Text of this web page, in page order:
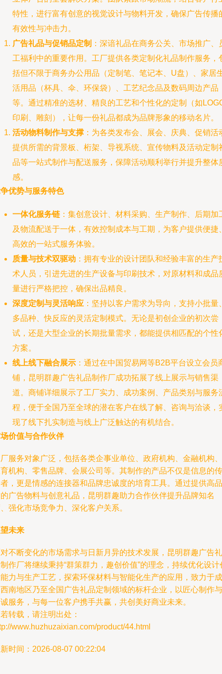
特性，进行富有创意的视觉设计与物料开发，确保广告传播
有效性与冲击力。
广告礼品与促销品定制 ：深谙礼品在商务公关、市场推广、
工福利中的重要作用。工厂提供各类定制化礼品制作服务，
括但不限于商务办公用品（定制笔、笔记本、U盘）、家居
活用品（杯具、伞、环保袋）、工艺纪念品及数码周边产品
等。通过精准的选材、精良的工艺和个性化的定制（如
印刷、雕刻），让每一份礼品都成为品牌形象的移动名片。
活动物料制作与支撑 ：为各类发布会、展会、庆典、促销活
提供所需的背景板、桁架、导视系统、宣传物料及活动定制
品等一站式制作与配送服务，保障活动顺利举行并提升整体
感。
优势与服务特色
一体化服务链 ：集创意设计、材料采购、生产制作、后期加
及物流配送于一体，有效控制成本与工期，为客户提供便捷
高效的一站式服务体验。
质量与技术双驱动 ：拥有专业的设计团队和经验丰富的生产
术人员，引进先进的生产设备与印刷技术，对原材料和成品
量进行严格把控，确保出品精良。
深度定制与灵活响应 ：坚持以客户需求为导向，支持小批量
多品种、快反应的灵活定制模式。无论是初创企业的初次尝
试，还是大型企业的长期批量需求，都能提供相匹配的个性
方案。
线上线下融合展示 ：通过在中国贸易网等B2B平台设立会员
铺，昆明群趣广告礼品制作厂成功拓展了线上展示与销售渠
道。商铺详细展示了工厂实力、成功案例、产品类别与服务
程，便于全国乃至全球的潜在客户在线了解、咨询与洽谈，
现了线下扎实制造与线上广泛触达的有机结合。
价值与合作伙伴
服务对象广泛，包括各类企事业单位、政府机构、金融机构、
机构、零售品牌、会展公司等。其制作的产品不仅是信息的传
，更是情感的连接器和品牌忠诚度的培育工具。通过提供高品
广告物料与创意礼品，昆明群趣助力合作伙伴提升品牌知名
强化市场竞争力、深化客户关系。
未来
不断变化的市场需求与日新月异的技术发展，昆明群趣广告礼
作厂将继续秉持“群策群力，趣创价值”的理念，持续优化设计
力与生产工艺，探索环保材料与智能化生产的应用，致力于成
南地区乃至全国广告礼品定制领域的标杆企业，以匠心制作与
服务，与每一位客户携手共赢，共创美好商业未来。
转载，请注明出处：
www.huzhuzaixian.com/product/44.html
时间：2026-08-07 00:22:04